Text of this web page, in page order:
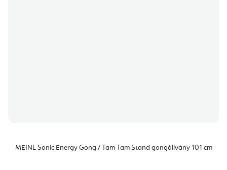
MEINL Sonic Energy Gong / Tam Tam Stand gongállvány 101 cm